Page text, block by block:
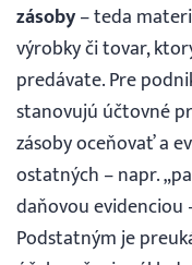
zásoby– teda
výrobky či tovar,
predávate. Pre
stanovujú účtovné
zásoby oceňovať a
ostatných – napr.
daňovou evidenciou
Podstatným je